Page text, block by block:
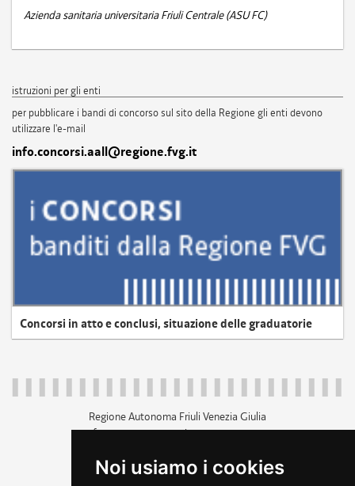
Noi usiamo i cookies
Azienda sanitaria universitaria Friuli Centrale (ASU FC)
istruzioni per gli enti
per pubblicare i bandi di concorso sul sito della Regione gli enti devono
utilizzare l'e-mail
info.concorsi.aall@regione.fvg.it
Concorsi in atto e conclusi, situazione delle graduatorie
Regione Autonoma Friuli Venezia Giulia
c.f. 80014930327; p.iva 00526040324
+39 040 3771111